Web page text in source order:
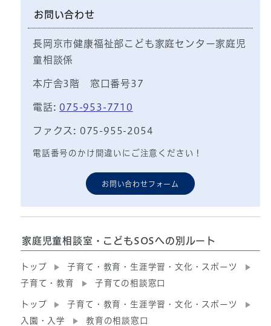
お問い合わせ
長岡京市健康福祉部こども家庭センター家庭児
童相談係
本庁舎3階 窓口番号37
電話: 075-953-7710
ファクス: 075-955-2054
電話番号のかけ間違いにご注意ください！
お問い合わせフォーム
家庭児童相談室・こどもSOSへの別ルート
トップ
子育て・教育・生涯学習・文化・スポーツ
子育て・教育
子育ての相談窓口
トップ
子育て・教育・生涯学習・文化・スポーツ
入園・入学
教育の相談窓口